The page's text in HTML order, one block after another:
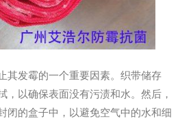
其发霉的一个重要因素。织带储存
，以确保表面没有污渍和水。然后，
闭的盒子中，以避免空气中的水和细